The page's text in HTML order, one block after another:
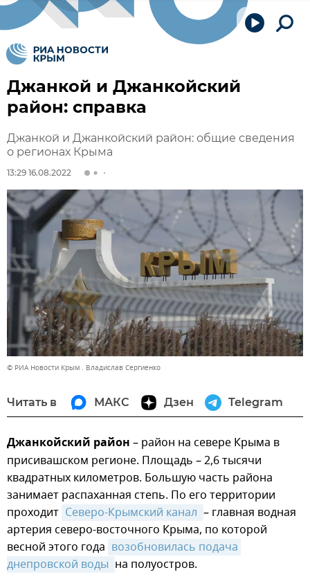
Джанкой и Джанкойский
район: справка
Джанкой и Джанкойский район: общие сведения
о регионах Крыма
13:29 16.08.2022
© РИА Новости Крым . Владислав Сергиенко
Читать в МАКС Дзен Telegram
Джанкойский район – район на севере Крыма в
присивашском регионе. Площадь – 2,6 тысячи
квадратных километров. Большую часть района
занимает распаханная степь. По его территории
проходит Северо-Крымский канал – главная водная
артерия северо-восточного Крыма, по которой
весной этого года возобновилась подача
днепровской воды на полуостров.